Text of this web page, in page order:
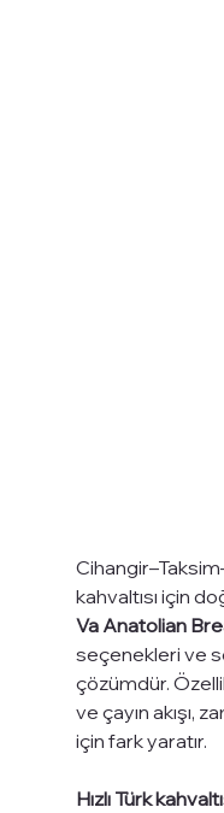
kahvaltısı için
Va Anatolian
seçenekleri ve
çözümdür.
ve çayın akışı,
için fark yaratır.
Hızlı Türk